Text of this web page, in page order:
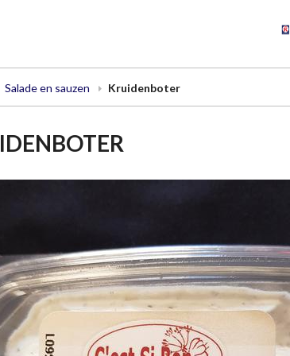
Salade en sauzen Kruidenboter